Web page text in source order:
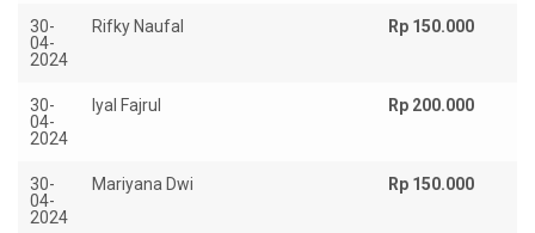
30-
04-
2024
Rifky Naufal Rp 150.000
30-
04-
2024
Iyal Fajrul Rp 200.000
30-
04-
2024
Mariyana Dwi Rp 150.000